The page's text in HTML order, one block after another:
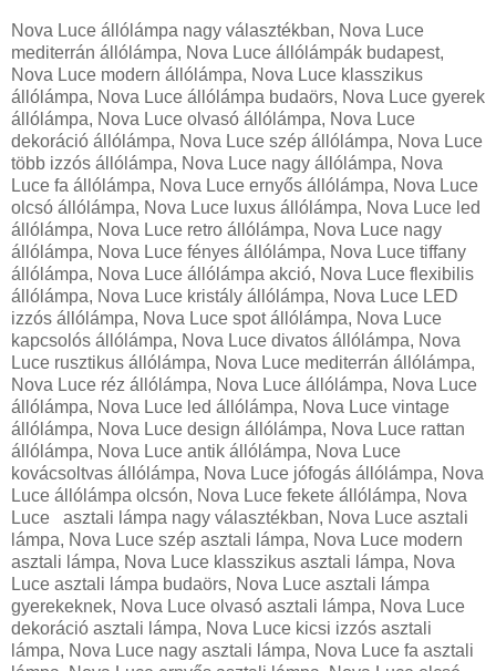
Nova Luce állólámpa nagy választékban, Nova Luce mediterrán állólámpa, Nova Luce állólámpák budapest, Nova Luce modern állólámpa, Nova Luce klasszikus állólámpa, Nova Luce állólámpa budaörs, Nova Luce gyerek állólámpa, Nova Luce olvasó állólámpa, Nova Luce dekoráció állólámpa, Nova Luce szép állólámpa, Nova Luce több izzós állólámpa, Nova Luce nagy állólámpa, Nova Luce fa állólámpa, Nova Luce ernyős állólámpa, Nova Luce olcsó állólámpa, Nova Luce luxus állólámpa, Nova Luce led állólámpa, Nova Luce retro állólámpa, Nova Luce nagy állólámpa, Nova Luce fényes állólámpa, Nova Luce tiffany állólámpa, Nova Luce állólámpa akció, Nova Luce flexibilis állólámpa, Nova Luce kristály állólámpa, Nova Luce LED izzós állólámpa, Nova Luce spot állólámpa, Nova Luce kapcsolós állólámpa, Nova Luce divatos állólámpa, Nova Luce rusztikus állólámpa, Nova Luce mediterrán állólámpa, Nova Luce réz állólámpa, Nova Luce állólámpa, Nova Luce állólámpa, Nova Luce led állólámpa, Nova Luce vintage állólámpa, Nova Luce design állólámpa, Nova Luce rattan állólámpa, Nova Luce antik állólámpa, Nova Luce kovácsoltvas állólámpa, Nova Luce jófogás állólámpa, Nova Luce állólámpa olcsón, Nova Luce fekete állólámpa, Nova Luce asztali lámpa nagy választékban, Nova Luce asztali lámpa, Nova Luce szép asztali lámpa, Nova Luce modern asztali lámpa, Nova Luce klasszikus asztali lámpa, Nova Luce asztali lámpa budaörs, Nova Luce asztali lámpa gyerekeknek, Nova Luce olvasó asztali lámpa, Nova Luce dekoráció asztali lámpa, Nova Luce kicsi izzós asztali lámpa, Nova Luce nagy asztali lámpa, Nova Luce fa asztali lámpa, Nova Luce ernyős asztali lámpa, Nova Luce olcsó asztali lámpa, Nova Luce luxus asztali lámpa, Nova Luce ledes asztali lámpa, Nova Luce asztali led lámpa, Nova Luce nagy asztali lámpa, Nova Luce elemes asztali lámpa, Nova Luce gyerek asztali lámpa, Nova Luce irodai asztali lámpa, Nova Luce éjjeli asztali lámpa, Nova Luce íróasztali lámpa, Nova Luce bank lámpa, Nova Luce gyermek íróasztali lámpa, Nova Luce hangulatfény asztali lámpa, Nova Luce komód asztali lámpa, Nova Luce csíptetős asztali lámpa, Nova Luce kerek asztali lámpa, Nova Luce szögletes asztali lámpa, Nova Luce kristály asztali lámpa, Nova Luce led izzós asztali lámpa, Nova Luce spot asztali lámpa, Nova Luce kapcsolós asztali lámpa, Nova Luce divatos asztali lámpa, Nova Luce üveg asztali lámpa, Nova Luce kerámia asztali lámpa, Nova Luce rusztikus asztali lámpa, Nova Luce mediterrán asztali lámpa, Nova Luce fali lámpa nagy választékban, Nova Luce fali lámpa, Nova Luce antik fali lámpa, Nova Luce modern fali lámpa, Nova Luce klasszikus fali lámpa, Nova Luce fali lámpa budaörs, Nova Luce gyerek fali lámpa, Nova Luce olvasó fali lámpa, Nova Luce dekoráció fali lámpa, Nova Luce szép fali lámpa, Nova Luce több izzós fali lámpa, Nova Luce nagy fali lámpa, Nova Luce kicsi fali lámpa, Nova Luce olcsó fali lámpa, Nova Luce luxus fali lámpa, Nova Luce led fali lámpa, Nova Luce fali led lámpa, Nova Luce fürdőszobai fali lámpa, Nova Luce fényes fali lámpa, Nova Luce fali éjjeli lámpa, Nova Luce retró fali lámpa, Nova Luce flexibilis fali lámpa, Nova Luce éjjeli fali lámpa, Nova Luce gyermek olvasó fali lámpa, Nova Luce hangulatfény fali lámpa, Nova Luce csíptetős fali lámpa, Nova Luce kicsi fali lámpa, Nova Luce kerek fali lámpa, Nova Luce szögletes fali lámpa, Nova Luce kristály fali lámpa, Nova Luce led izzós fali lámpa, Nova Luce spot fali lámpa, Nova Luce kapcsolós fali lámpa, Nova Luce divatos fali lámpa, Nova Luce üveg fali lámpa, Nova Luce kerámia fali lámpa, Nova Luce rusztikus fali lámpa, Nova Luce mediterrán fali lámpa, Nova Luce képmegvilágító fali lámpa, Nova Luce képmegvilágító fali lámpa led izzóval, Nova Luce beltéri fali lámpa, Nova Luce konyhai fali lámpa, Nova Luce rusztikus fali lámpa, Nova Luce kristály fali lámpa, Nova Luce állítható fali lámpa, Nova Luce design fali lámpa, Nova Luce húzókapcsolós fali lámpa, Nova Luce csillár nagy választékban, Nova Luce csillár , Nova Luce retró csillár, Nova Luce modern csillár, Nova Luce klasszikus csillár, Nova Luce csillár budaörs, Nova Luce csillár gyerekeknek, Nova Luce dekoráció csillár, Nova Luce szép csillár, Nova Luce több izzós csillár, Nova Luce nagy csillár, Nova Luce fa csillár, Nova Luce ernyős csillár, Nova Luce olcsó csillár, Nova Luce luxus csillár, Nova Luce led csillár, Nova Luce online csillár, Nova Luce fényes csillár, Nova Luce konyhai csillár, Nova Luce obi csillár, Nova Luce flexibilis csillár lámpák, Nova Luce gyermek csillár lámpák, Nova Luce hangulatfény csillár lámpák, Nova Luce kicsi csillár lámpák, Nova Luce kerek csillár, Nova Luce szögletes csillár, Nova Luce kristály csillár, Nova Luce led izzós csillár, Nova Luce kovácsoltvas csillár, Nova Luce divatos csillár, Nova Luce üveg csillár, Nova Luce kerámia csillár, Nova Luce rusztikus csillár, Nova Luce mediterrán csillár, Nova Luce kovácsoltvas csillár, Nova Luce antik csillár, Nova Luce szarvasi csillár, Nova Luce bronz csillár, Nova Luce réz csillár, Nova Luce gyerekszoba csillár, Nova Luce függeszték lámpa nagy választékban, Nova Luce mediterrán függeszték, Nova Luce nagy függeszték, Nova Luce modern függeszték, Nova Luce klasszikus függeszték, Nova Luce függeszték budaörs, Nova Luce függeszték gyerekeknek, Nova Luce dekoráció függeszték lámpa, Nova Luce szép függeszték lámpa, Nova Luce több izzós függeszték lámpa, Nova Luce nagy függeszték lámpa, Nova Luce hosszú függeszték lámpa, Nova Luce ernyős függeszték, Nova Luce olcsó függeszték, Nova Luce luxus függeszték, Nova Luce fényes függeszték, Nova Luce raktárról függeszték, Nova Luce gyermek függeszték, Nova Luce hangulatfény függeszték, Nova Luce kicsi függeszték, Nova Luce kerek függeszték, Nova Luce kristály függeszték, Nova Luce led izzós függeszték, Nova Luce konyhai függeszték, Nova Luce divatos függeszték, Nova Luce üveg függeszték, Nova Luce lámpa függeszték, Nova Luce rusztikus lámpa függeszték, Nova Luce mediterrán lámpa függeszték, Nova Luce beépíthető lámpa nagy választékban, Nova Luce beépíthető spot lámpa, Nova Luce modern beépíthető lámpa, Nova Luce klasszikus beépíthető lámpa, Nova Luce beépíthető lámpa budaörs, Nova Luce beépíthető lámpa, Nova Luce dekoráció beépíthető lámpa, Nova Luce szép beépíthető lámpa, Nova Luce nagy beépíthető lámpa, Nova Luce olcsó beépíthető lámpa, Nova Luce luxus beépíthető lámpa, Nova Luce kristály beépíthető lámpa, Nova Luce króm beépíthető lámpa, Nova Luce nagy beépíthető lámpa, Nova Luce led beépíthető lámpa, Nova Luce beépíthető led lámpa, Nova Luce beépíthető kristály lámpa, Nova Luce beépíthető spot lámpa szett, Nova Luce beépíthető mennyezeti lámpa, Nova Luce beépíthető gipsz lámpa, Nova Luce beépíthető rusztikus lámpa, Nova Luce beépíthető mediterrán lámpa, Nova Luce beépíthető kicsi lámpa, Nova Luce beépíthető kerek lámpa, Nova Luce beépíthető szögletes lámpa, Nova Luce beépíthető vízvédett lámpa, Nova Luce beépíthető fürdőszobai lámpa, Nova Luce fürdőszobai lámpa nagy választékban, Nova Luce fürdőszobai lámpa, Nova Luce fürdőszobai fali lámpa, Nova Luce fürdőszobai modern lámpa, Nova Luce fürdőszobai klasszikus lámpa, Nova Luce fürdőszobai lámpa budaörs, Nova Luce fürdőszobai mennyezeti lámpa, Nova Luce fürdőszobai led lámpa, Nova Luce szép fürdőszobai lámpa, Nova Luce több izzós fürdőszobai lámpa, Nova Luce nagy fürdőszobai lámpa, Nova Luce olcsó fürdőszobai lámpa, Nova Luce luxus fürdőszobai lámpa, Nova Luce fürdőszobai lámpa tükör fölé, Nova Luce fürdőszobai tükör lámpa, Nova Luce nagy fürdőszobai tükör lámpa, Nova Luce fényes fürdőszobai mennyezeti lámpa, Nova Luce fürdőszobai led tükör lámpa, Nova Luce fürdőszobai bútor lámpa, Nova Luce IP44 fürdőszobai lámpa, Nova Luce LED izzós fürdőszobai lámpa, Nova Luce spot fürdőszobai lámpa, Nova Luce divatos fürdőszobai lámpa, Nova Luce beépíthető fürdőszobai spot lámpa, Nova Luce mediterrán fürdőszobai lámpa, Nova Luce kicsi fürdőszobai lámpa, Nova Luce kerek fürdőszobai lámpa, Nova Luce szögletes fürdőszobai lámpa, Nova Luce IP56 fürdőszobai lámpa, Nova Luce gyerek lámpa nagy választékban, Nova Luce gyerek lámpa, Nova Luce gyerek mennyezeti lámpa, Nova Luce modern gyerek lámpa, Nova Luce gyerek fali lámpa, Nova Luce gyerek lámpa budaörs, Nova Luce gyerek éjjeli lámpa, Nova Luce gyerek lámpa olcsón, Nova Luce szép gyerek lámpa, Nova Luce több izzós gyerek lámpa, Nova Luce nagy gyerek lámpa, Nova Luce olcsó gyerek lámpa, Nova Luce gyerek mennyezeti lámpa, Nova Luce gyerek asztali lámpa, Nova Luce online gyerek lámpa, Nova Luce nagy gyerek lámpa, Nova Luce fényes gyerek lámpa, Nova Luce gyerek íróasztali lámpa, Nova Luce színes gyerek lámpa, Nova Luce kristály lámpa nagy választékban, Nova Luce kristály lámpa, Nova Luce szép kristály lámpa, Nova Luce modern kristály lámpa, Nova Luce klasszikus kristály lámpa, Nova Luce kristály lámpa budaörs, Nova Luce kristály lámpa, Nova Luce dekoráció kristály lámpa, Nova Luce szép kristály lámpa, Nova Luce több izzós kristály lámpa, Nova Luce nagy kristály lámpa, Nova Luce olcsó kristály lámpa, Nova Luce luxus kristály lámpa, Nova Luce retró kristály lámpa, Nova Luce online kristály lámpa, Nova Luce nagy kristály lámpa, Nova Luce fényes kristály lámpa, Nova Luce kristály csillár, Nova Luce kristály spot lámpa, Nova Luce kristály mennyezeti lámpa, Nova Luce LED izzós kristály lámpa, Nova Luce divatos kristály lámpa, Nova Luce rusztikus kristály lámpa, Nova Luce mediterrán kristály lámpa, Nova Luce kicsi kristály lámpa, Nova Luce kerek kristály lámpa, Nova Luce szögletes kristály lámpa, Nova Luce kristály csillár lámpa, Nova Luce kristály függeszték lámpa, Nova Luce kristály beépíthető lámpa, Nova Luce led lámpa nagy választékban, Nova Luce led lámpa, Nova Luce l